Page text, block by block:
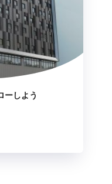
ーしよう